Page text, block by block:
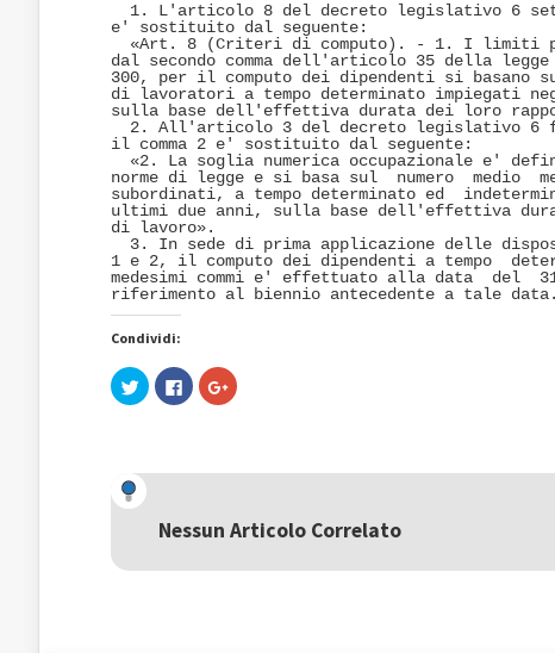
1. L'articolo 8 del decreto legislativo 6
e' sostituito dal seguente:
«Art. 8 (Criteri di computo). - 1. I limiti
dal secondo comma dell'articolo 35 della
300, per il computo dei dipendenti si basano
di lavoratori a tempo determinato impiegati
sulla base dell'effettiva durata dei loro
2. All'articolo 3 del decreto legislativo 6
il comma 2 e' sostituito dal seguente:
«2. La soglia numerica occupazionale e'
norme di legge e si basa sul  numero  medio
subordinati, a tempo determinato ed
ultimi due anni, sulla base dell'effettiva
di lavoro».
3. In sede di prima applicazione delle
1 e 2, il computo dei dipendenti a tempo
medesimi commi e' effettuato alla data  del
riferimento al biennio antecedente a tale data.
Condividi:
Fai
clic
(Si
apre
una
nuova
Fai
clic
nuova
finestra)
Fai
clic
una
nuova
Nessun Articolo Correlato